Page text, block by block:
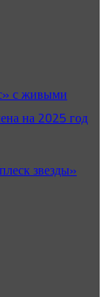
с живыми
на 2025 год
звезды»